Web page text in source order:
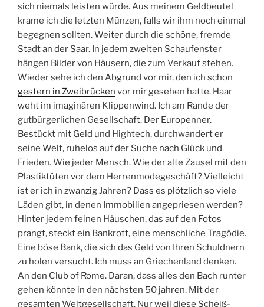
sich niemals leisten würde. Aus meinem Geldbeutel
krame ich die letzten Münzen, falls wir ihm noch einmal
begegnen sollten. Weiter durch die schöne, fremde
Stadt an der Saar. In jedem zweiten Schaufenster
hängen Bilder von Häusern, die zum Verkauf stehen.
Wieder sehe ich den Abgrund vor mir, den ich schon
gestern in Zweibrücken vor mir gesehen hatte. Haar
weht im imaginären Klippenwind. Ich am Rande der
gutbürgerlichen Gesellschaft. Der Europenner.
Bestückt mit Geld und Hightech, durchwandert er
seine Welt, ruhelos auf der Suche nach Glück und
Frieden. Wie jeder Mensch. Wie der alte Zausel mit den
Plastiktüten vor dem Herrenmodegeschäft? Vielleicht
ist er ich in zwanzig Jahren? Dass es plötzlich so viele
Läden gibt, in denen Immobilien angepriesen werden?
Hinter jedem feinen Häuschen, das auf den Fotos
prangt, steckt ein Bankrott, eine menschliche Tragödie.
Eine böse Bank, die sich das Geld von Ihren Schuldnern
zu holen versucht. Ich muss an Griechenland denken.
An den Club of Rome. Daran, dass alles den Bach runter
gehen könnte in den nächsten 50 jahren. Mit der
gesamten Weltgesellschaft. Nur weil diese Scheiß-